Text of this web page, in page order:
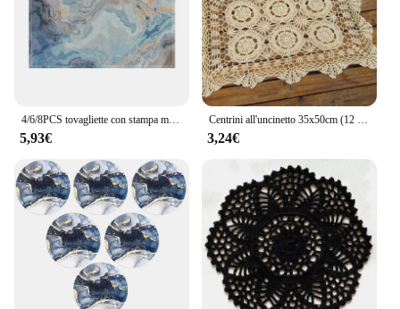
5,93€ 3,24€